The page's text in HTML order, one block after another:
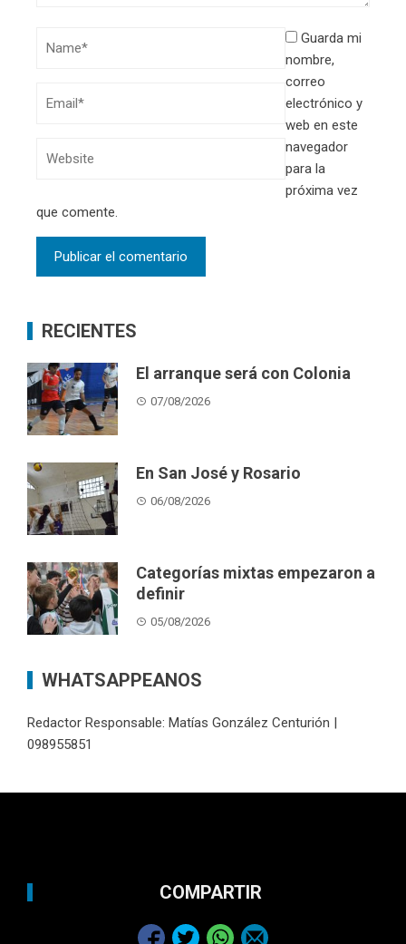
Guarda mi
nombre,
correo
electrónico y
web en este
navegador
para la
próxima vez
que comente.
RECIENTES
El arranque será con Colonia
07/08/2026
En San José y Rosario
06/08/2026
Categorías mixtas empezaron a
definir
05/08/2026
WHATSAPPEANOS
Redactor Responsable: Matías González Centurión |
098955851
COMPARTIR